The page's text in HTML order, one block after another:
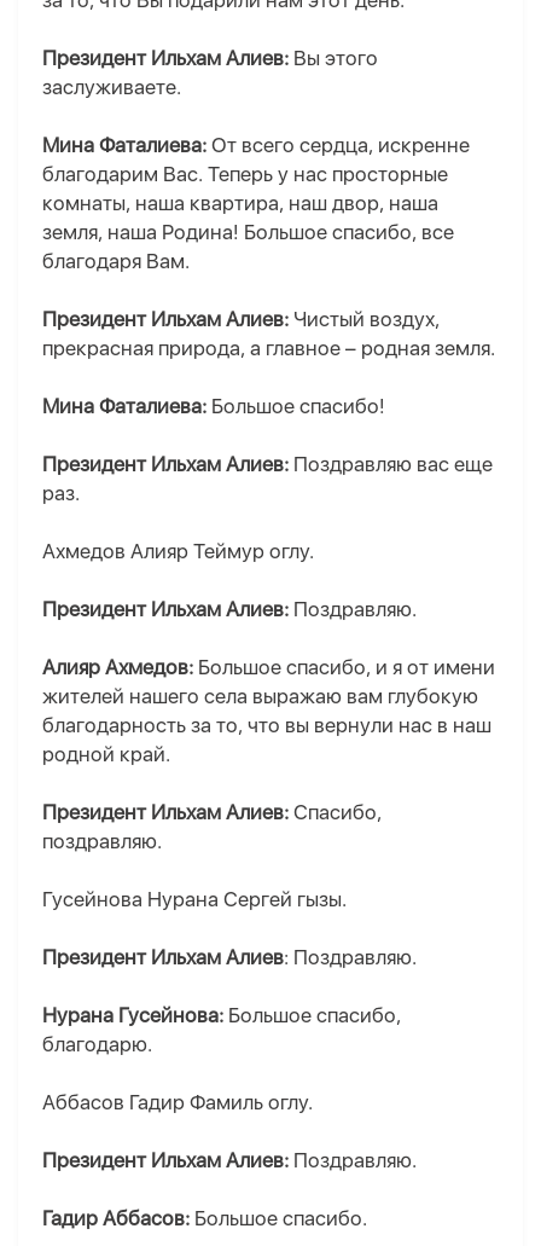
Президент Ильхам Алиев: Вы этого
заслуживаете.
Мина Фаталиева: От всего сердца, искренне
благодарим Вас. Теперь у нас просторные
комнаты, наша квартира, наш двор, наша
земля, наша Родина! Большое спасибо, все
благодаря Вам.
Президент Ильхам Алиев: Чистый воздух,
прекрасная природа, а главное – родная земля.
Мина Фаталиева: Большое спасибо!
Президент Ильхам Алиев: Поздравляю вас еще
раз.
Ахмедов Алияр Теймур оглу.
Президент Ильхам Алиев: Поздравляю.
Алияр Ахмедов: Большое спасибо, и я от имени
жителей нашего села выражаю вам глубокую
благодарность за то, что вы вернули нас в наш
родной край.
Президент Ильхам Алиев: Спасибо,
поздравляю.
Гусейнова Нурана Сергей гызы.
Президент Ильхам Алиев: Поздравляю.
Нурана Гусейнова: Большое спасибо,
благодарю.
Аббасов Гадир Фамиль оглу.
Президент Ильхам Алиев: Поздравляю.
Гадир Аббасов: Большое спасибо.